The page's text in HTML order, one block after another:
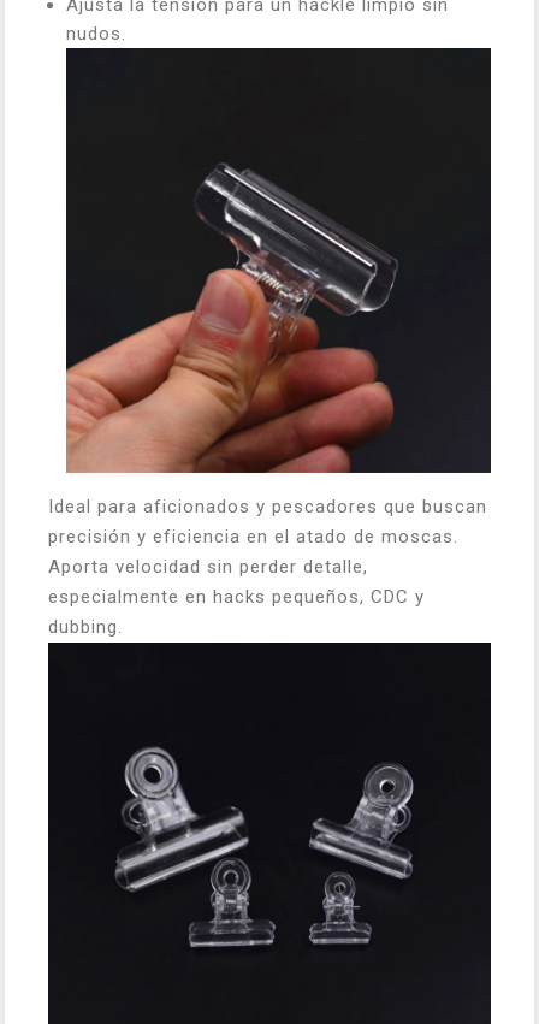
Ajusta la tensión para un hackle limpio sin
nudos.
Ideal para aficionados y pescadores que buscan
precisión y eficiencia en el atado de moscas.
Aporta velocidad sin perder detalle,
especialmente en hacks pequeños, CDC y
dubbing.